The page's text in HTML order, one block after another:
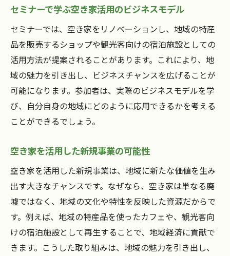
セミナーで学ぶ空き家活用のビジネスモデル
セミナーでは、空き家をリノベーションし、地域の特産
品を販売するショップや観光客向けの宿泊施設としての
活用方法が提案されることがあります。これにより、地
域の魅力を引き出し、ビジネスチャンスを広げることが
可能になります。参加者は、実際のビジネスモデルを学
び、自分自身の地域にどのように応用できるかを考える
ことができるでしょう。
空き家を活用した新規事業の可能性
空き家を活用した新規事業は、地域に新たな価値を生み
出す大きなチャンスです。なぜなら、空き家は単なる廃
墟ではなく、地域の文化や特性を反映した資源だからで
す。例えば、地域の特産品を使ったカフェや、観光客向
けの宿泊施設として再生することで、地域経済に貢献で
きます。こうした取り組みは、地域の魅力を引き出し、